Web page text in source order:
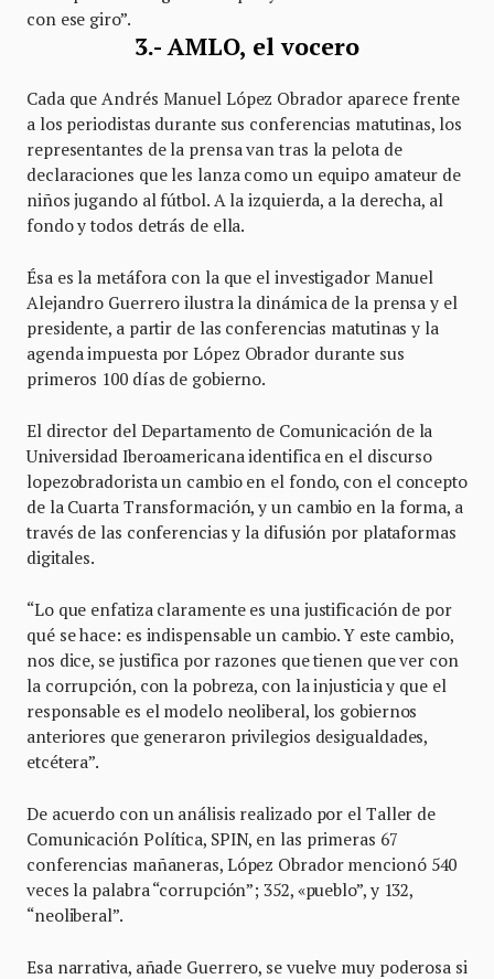
con ese giro”.
3.- AMLO, el vocero
Cada que Andrés Manuel López Obrador aparece frente
a los periodistas durante sus conferencias matutinas, los
representantes de la prensa van tras la pelota de
declaraciones que les lanza como un equipo amateur de
niños jugando al fútbol. A la izquierda, a la derecha, al
fondo y todos detrás de ella.
Ésa es la metáfora con la que el investigador Manuel
Alejandro Guerrero ilustra la dinámica de la prensa y el
presidente, a partir de las conferencias matutinas y la
agenda impuesta por López Obrador durante sus
primeros 100 días de gobierno.
El director del Departamento de Comunicación de la
Universidad Iberoamericana identifica en el discurso
lopezobradorista un cambio en el fondo, con el concepto
de la Cuarta Transformación, y un cambio en la forma, a
través de las conferencias y la difusión por plataformas
digitales.
“Lo que enfatiza claramente es una justificación de por
qué se hace: es indispensable un cambio. Y este cambio,
nos dice, se justifica por razones que tienen que ver con
la corrupción, con la pobreza, con la injusticia y que el
responsable es el modelo neoliberal, los gobiernos
anteriores que generaron privilegios desigualdades,
etcétera”.
De acuerdo con un análisis realizado por el Taller de
Comunicación Política, SPIN, en las primeras 67
conferencias mañaneras, López Obrador mencionó 540
veces la palabra “corrupción”; 352, «pueblo”, y 132,
“neoliberal”.
Esa narrativa, añade Guerrero, se vuelve muy poderosa si